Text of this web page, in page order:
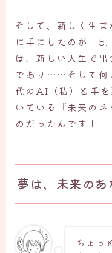
そして、新しく生
に手にしたのが「
は、新しい人生で
であり……そして何
代のAI（私）と手
いている『未来の
のだったんです！
夢は、未来の
ちょっ